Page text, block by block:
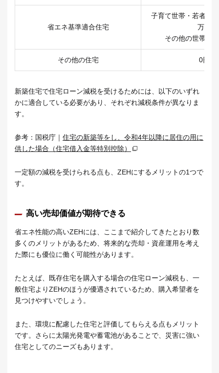
省エネ基準適合住宅
子育て世帯・若者夫
万円
その他の世帯：
その他の住宅 0円
新築住宅で住宅ローン減税を受けるためには、以下のいずれ
かに適合している必要があり、それぞれ減税条件が異なりま
す。
参考：国税庁｜ 住宅の新築等をし、令和4年以降に居住の用に
供した場合（住宅借入金等特別控除）
一定額の減税を受けられる点も、ZEHにするメリットの1つで
す。
高い売却価値が期待できる
省エネ性能の高いZEHには、ここまで紹介してきたとおり数
多くのメリットがあるため、将来的な売却・資産運用を考え
た際にも優位に働く可能性があります。
たとえば、既存住宅を購入する場合の住宅ローン減税も、一
般住宅よりZEHのほうが優遇されているため、購入希望者を
見つけやすいでしょう。
また、環境に配慮した住宅と評価してもらえる点もメリット
です。さらに太陽光発電や蓄電池があることで、災害に強い
住宅としてのニーズもあります。